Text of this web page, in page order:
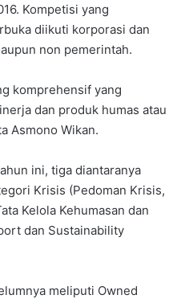
Kompetisi yang
diikuti korporasi dan
non pemerintah.
komprehensif yang
dan produk humas atau
Asmono Wikan.
ini, tiga diantaranya
Krisis (Pedoman Krisis,
Kelola Kehumasan dan
dan Sustainability
meliputi Owned